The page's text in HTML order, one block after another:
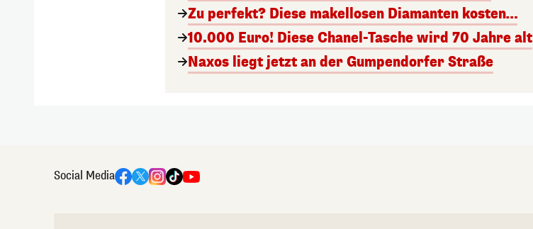
Zu perfekt? Diese makellosen Diamanten kosten…
10.000 Euro! Diese Chanel-Tasche wird 70 Jahre alt
Naxos liegt jetzt an der Gumpendorfer Straße
Social Media